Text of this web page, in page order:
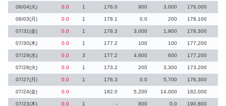
08/04(火) 0.0 1 176.0 900 3,000 176,000
08/03(月) 0.0 1 178.1 0.0 200 178,100
07/31(金) 0.0 1 178.3 3,000 1,900 178,300
07/30(木) 0.0 1 177.2 100 100 177,200
07/29(水) 0.0 3 177.2 4,600 600 177,200
07/28(火) 0.0 1 173.2 200 3,300 173,200
07/27(月) 0.0 1 176.3 0.0 5,700 176,300
07/24(金) 0.0 182.0 5,200 14,000 182,000
07/23(木) 0.0 1 - 800 0.0 190,800